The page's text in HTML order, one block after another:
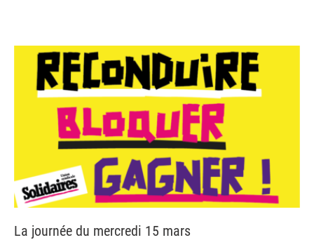
La journée du mercredi 15 mars